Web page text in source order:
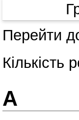
Перейти
Кількість
А